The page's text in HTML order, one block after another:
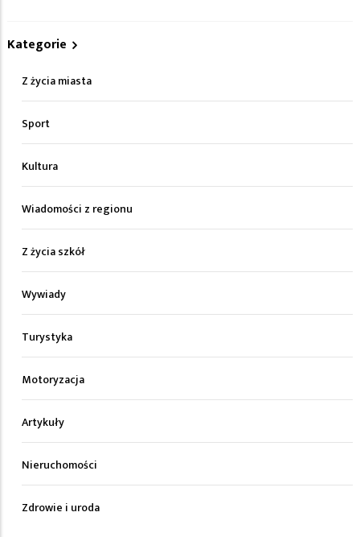
Kategorie
Z życia miasta
Sport
Kultura
Wiadomości z regionu
Z życia szkół
Wywiady
Turystyka
Motoryzacja
Artykuły
Nieruchomości
Zdrowie i uroda